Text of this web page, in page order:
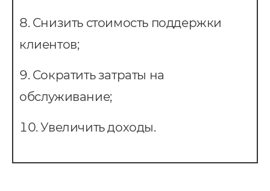
Снизить стоимость поддержки
клиентов;
Сократить затраты на
обслуживание;
Увеличить доходы.